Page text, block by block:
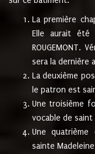
La première
Elle aurait été
ROUGEMONT.
sera la dernière
La deuxième
le patron est
Une troisième
vocable de saint
Une quatrième
sainte